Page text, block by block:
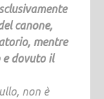
canone,
mentre
dovuto il
non è